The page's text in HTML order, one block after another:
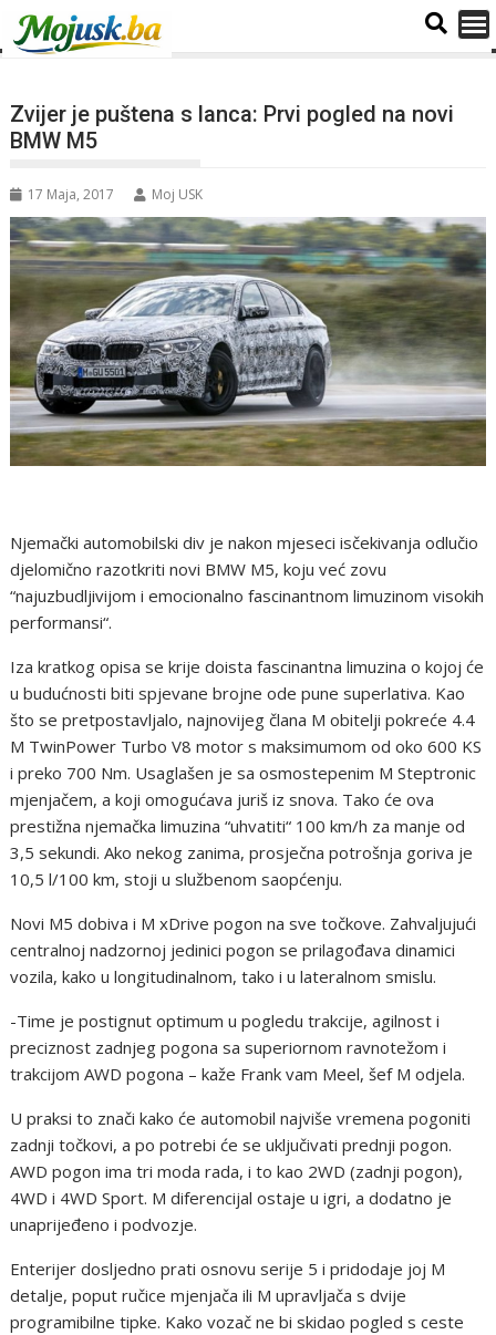
Zvijer je puštena s lanca: Prvi pogled na novi
BMW M5
17 Maja, 2017 Moj USK
Njemački automobilski div je nakon mjeseci isčekivanja odlučio
djelomično razotkriti novi BMW M5, koju već zovu
“najuzbudljivijom i emocionalno fascinantnom limuzinom visokih
performansi“.
Iza kratkog opisa se krije doista fascinantna limuzina o kojoj će
u budućnosti biti spjevane brojne ode pune superlativa. Kao
što se pretpostavljalo, najnovijeg člana M obitelji pokreće 4.4
M TwinPower Turbo V8 motor s maksimumom od oko 600 KS
i preko 700 Nm. Usaglašen je sa osmostepenim M Steptronic
mjenjačem, a koji omogućava juriš iz snova. Tako će ova
prestižna njemačka limuzina “uhvatiti“ 100 km/h za manje od
3,5 sekundi. Ako nekog zanima, prosječna potrošnja goriva je
10,5 l/100 km, stoji u službenom saopćenju.
Novi M5 dobiva i M xDrive pogon na sve točkove. Zahvaljujući
centralnoj nadzornoj jedinici pogon se prilagođava dinamici
vozila, kako u longitudinalnom, tako i u lateralnom smislu.
-Time je postignut optimum u pogledu trakcije, agilnost i
preciznost zadnjeg pogona sa superiornom ravnotežom i
trakcijom AWD pogona – kaže Frank vam Meel, šef M odjela.
U praksi to znači kako će automobil najviše vremena pogoniti
zadnji točkovi, a po potrebi će se uključivati prednji pogon.
AWD pogon ima tri moda rada, i to kao 2WD (zadnji pogon),
4WD i 4WD Sport. M diferencijal ostaje u igri, a dodatno je
unaprijeđeno i podvozje.
Enterijer dosljedno prati osnovu serije 5 i pridodaje joj M
detalje, poput ručice mjenjača ili M upravljača s dvije
programibilne tipke. Kako vozač ne bi skidao pogled s ceste